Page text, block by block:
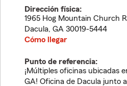
Dirección física:
1965 Hog Mountain Church
Dacula, GA 30019-5444
Cómo llegar
Punto de referencia:
¡Múltiples oficinas ubicadas
GA! Oficina de Dacula junto